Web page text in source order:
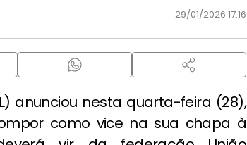
29/01/2026 17:16
anunciou nesta quarta-feira (28),
como vice na sua chapa à